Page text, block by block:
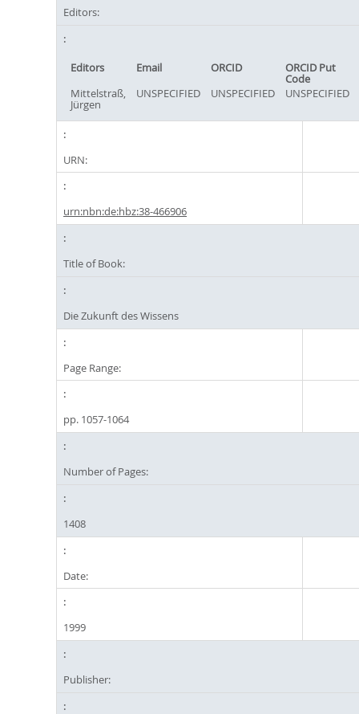
Editors:
Editors Email ORCID ORCID Put
Code
Mittelstraß,
Jürgen
UNSPECIFIED UNSPECIFIED UNSPECIFIED
URN:
urn:nbn:de:hbz:38-466906
Title of Book:
Die Zukunft des Wissens
Page Range:
pp. 1057-1064
Number of Pages:
1408
Date:
1999
Publisher: